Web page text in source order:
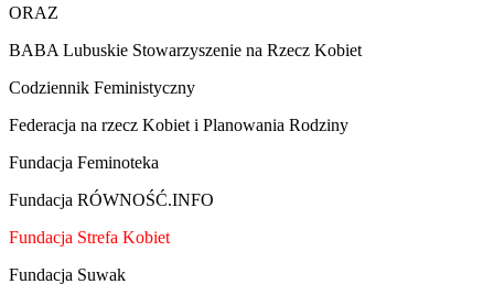
ORAZ
BABA Lubuskie Stowarzyszenie na Rzecz Kobiet
Codziennik Feministyczny
Federacja na rzecz Kobiet i Planowania Rodziny
Fundacja Feminoteka
Fundacja RÓWNOŚĆ.INFO
Fundacja Strefa Kobiet
Fundacja Suwak